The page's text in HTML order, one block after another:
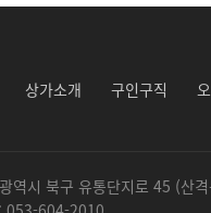
상가소개 구인구직
시 북구 유통단지로 45 (산